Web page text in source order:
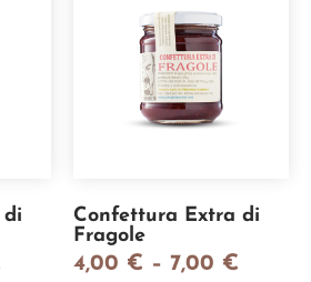
di
Confettura Extra di
Fragole
4,00 € – 7,00 €